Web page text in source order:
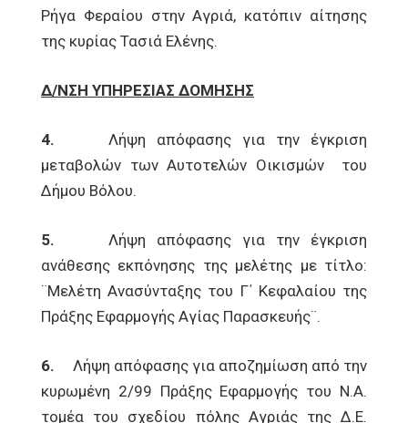
Ρήγα Φεραίου στην Αγριά, κατόπιν αίτησης
της κυρίας Τασιά Ελένης.
Δ/ΝΣΗ ΥΠΗΡΕΣΙΑΣ ΔΟΜΗΣΗΣ
4.
Λήψη απόφασης για την έγκριση
μεταβολών των Αυτοτελών Οικισμών του
Δήμου Βόλου.
5.
Λήψη απόφασης για την έγκριση
ανάθεσης εκπόνησης της μελέτης με τίτλο:
¨Μελέτη Ανασύνταξης του Γ΄ Κεφαλαίου της
Πράξης Εφαρμογής Αγίας Παρασκευής¨.
6.
Λήψη απόφασης για αποζημίωση από την
κυρωμένη 2/99 Πράξης Εφαρμογής του N.A.
τομέα του σχεδίου πόλης Αγριάς της Δ.Ε.